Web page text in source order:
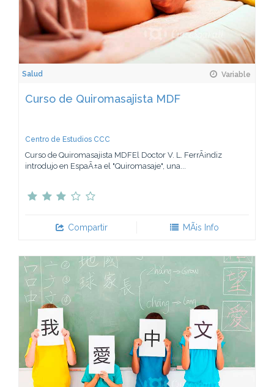
Salud Variable
Curso de Quiromasajista MDF
Centro de Estudios CCC
Curso de Quiromasajista MDFEl Doctor V. L. FerrÃ¡ndiz
introdujo en EspaÃ±a el "Quiromasaje", una...
Compartir MÃ¡s Info